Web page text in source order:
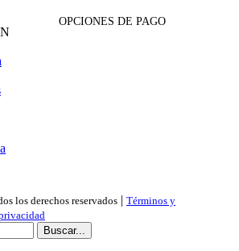
OPCIONES DE PAGO
los derechos reservados | Términos y
Buscar...